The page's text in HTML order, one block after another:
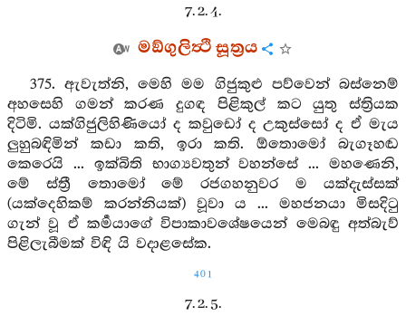
7. 2. 4.
මඞ්ගුලිත්‍ථි සූත්‍රය
375. ඇවැත්නි, මෙහි මම ගිජුකුළු පව්වෙන් බස්නෙම්
අහසෙහි ගමන් කරණ දුගඳ පිළිකුල් කට යුතු ස්ත්‍රියක
දිටිමි. යක්ගිජුලිහිණියෝ ද කවුඩෝ ද උකුස්සෝ ද ඒ මැය
ලුහුබඳිමින් කඩා කති, ඉරා කති. ඕතොමෝ බැගෑහඬ
කෙරෙයි ... ඉක්බිති භාග්‍යවතුන් වහන්සේ ... මහණෙනි,
මේ ස්ත්‍රී තොමෝ මේ රජගහනුවර ම යක්දැස්සක්
(යක්දෙහිකම් කරන්නියක්) වූවා ය ... මහජනයා මිසදිටු
ගැන් වූ ඒ කර්‍මයාගේ විපාකාවශේෂයෙන් මෙබඳු අත්බැව්
පිළිලැබීමක් විඳි යි වදාළසේක.
401
7. 2. 5.